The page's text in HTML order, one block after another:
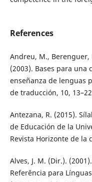
References
Andreu, M., Berenguer,
(2003). Bases para
enseñanza de lenguas
de traducción, 10,
Antezana, R. (2015).
de Educación de la
Revista Horizonte de la
Alves, J. M. (Dir.).
Referência para